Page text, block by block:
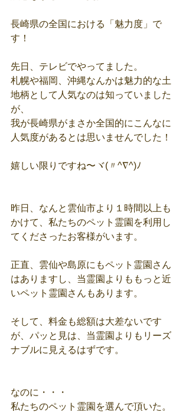
長崎県の全国における「魅力度」で
す！
先日、テレビでやってました。
札幌や福岡、沖縄なんかは魅力的な土
地柄として人気なのは知っていました
が、
我が長崎県がまさか全国的にこんなに
人気度があるとは思いませんでした！
嬉しい限りですね〜ヾ(〃^∇^)ﾉ
昨日、なんと雲仙市より１時間以上も
かけて、私たちのペット霊園を利用し
てくださったお客様がいます。
正直、雲仙や島原にもペット霊園さん
はありますし、当霊園よりももっと近
いペット霊園さんもあります。
そして、料金も総額は大差ないです
が、パッと見は、当霊園よりもリーズ
ナブルに見えるはずです。
なのに・・・
私たちのペット霊園を選んで頂いた。